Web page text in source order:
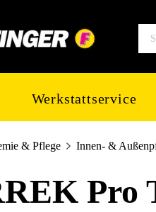
Werkstattservice
& Pflege Innen- &
Pro